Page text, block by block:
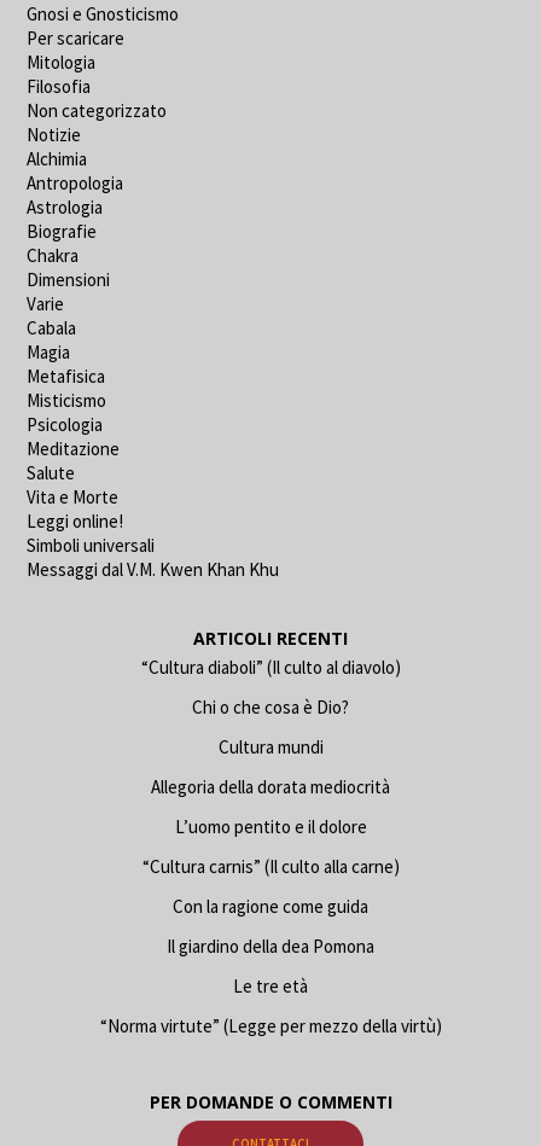
Gnosi e Gnosticismo
Per scaricare
Mitologia
Filosofia
Non categorizzato
Notizie
Alchimia
Antropologia
Astrologia
Biografie
Chakra
Dimensioni
Varie
Cabala
Magia
Metafisica
Misticismo
Psicologia
Meditazione
Salute
Vita e Morte
Leggi online!
Simboli universali
Messaggi dal V.M. Kwen Khan Khu
ARTICOLI RECENTI
“Cultura diaboli” (Il culto al diavolo)
Chi o che cosa è Dio?
Cultura mundi
Allegoria della dorata mediocrità
L’uomo pentito e il dolore
“Cultura carnis” (Il culto alla carne)
Con la ragione come guida
Il giardino della dea Pomona
Le tre età
“Norma virtute” (Legge per mezzo della virtù)
PER DOMANDE O COMMENTI